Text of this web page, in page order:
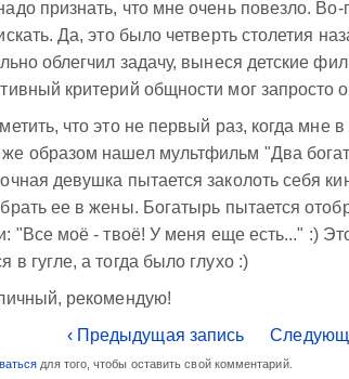
признать, что мне очень повезло.
Да, это было четверть столетия
облегчил задачу, вынеся детские
критерий общности мог запросто
что это не первый раз, когда мне
образом нашел мультфильм "Два
девушка пытается заколоть себя
ее в жены. Богатырь пытается
"Все моё - твоё! У меня еще есть..." :)
в гугле, а тогда было глухо :)
рекомендую!
‹ Предыдущая запись
для того, чтобы оставить свой комментарий.